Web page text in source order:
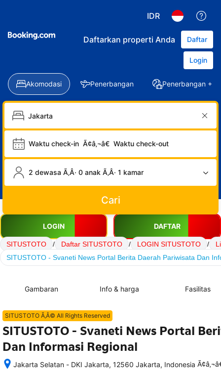
IDR
Daftarkan properti Anda Daftar
Login
Akomodasi Penerbangan Penerbangan +
Waktu check-in Ã¢â‚¬â€ Waktu check-out
2 dewasa Ã‚Â· 0 anak Ã‚Â· 1 kamar
Cari
LOGIN DAFTAR
SITUSTOTO / Daftar SITUSTOTO / LOGIN SITUSTOTO /
SITUSTOTO - Svaneti News Portal Berita Daerah Pariwisata Dan
Gambaran Info & harga Fasilitas
SITUSTOTO Ã‚Â© All Rights Reserved
SITUSTOTO - Svaneti News Portal
Dan Informasi Regional
Jakarta Selatan - DKI Jakarta, 12560 Jakarta, Indonesia